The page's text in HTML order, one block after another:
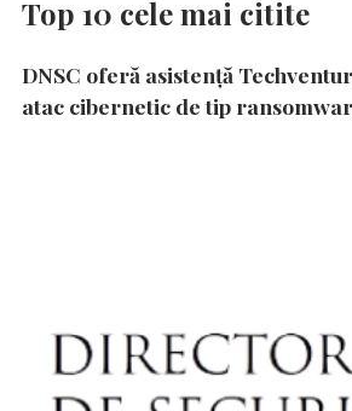
Top 10 cele mai citite
DNSC oferă asistență
atac cibernetic de tip